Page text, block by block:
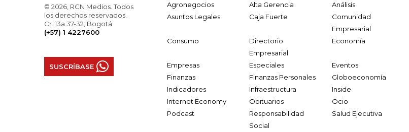
© 2026, RCN Medios. Todos
los derechos reservados.
Cr. 13a 37-32, Bogotá
(+57) 1 4227600
SUSCRÍBASE
Agronegocios Alta Gerencia
Análisis
Asuntos Legales
Caja Fuerte
Comunidad
Empresarial
Consumo
Directorio
Empresarial
Economía
Empresas Especiales
Eventos
Finanzas
Finanzas Personales
Globoeconomía
Indicadores
Infraestructura
Inside
Internet Economy
Obituarios
Ocio
Podcast
Responsabilidad
Social
Salud Ejecutiva